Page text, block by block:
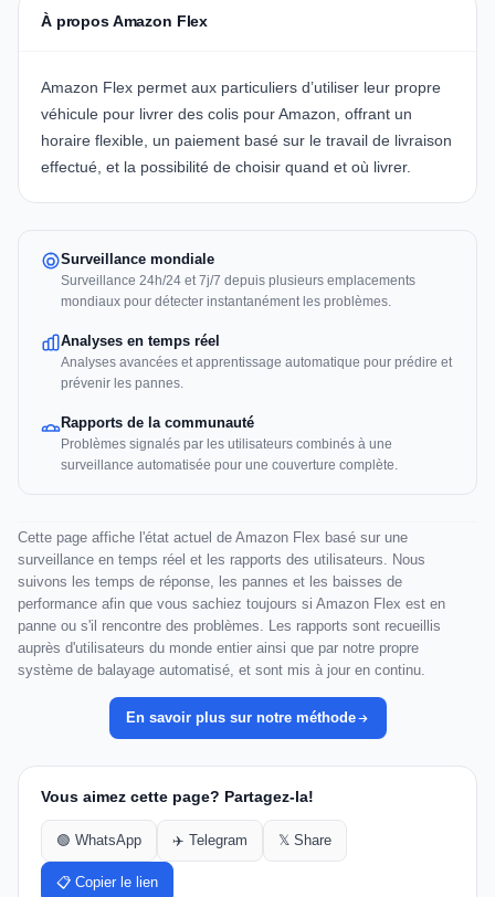
À propos Amazon Flex
Amazon Flex permet aux particuliers d’utiliser leur propre
véhicule pour livrer des colis pour Amazon, offrant un
horaire flexible, un paiement basé sur le travail de livraison
effectué, et la possibilité de choisir quand et où livrer.
Surveillance mondiale
Surveillance 24h/24 et 7j/7 depuis plusieurs emplacements
mondiaux pour détecter instantanément les problèmes.
Analyses en temps réel
Analyses avancées et apprentissage automatique pour prédire et
prévenir les pannes.
Rapports de la communauté
Problèmes signalés par les utilisateurs combinés à une
surveillance automatisée pour une couverture complète.
Cette page affiche l'état actuel de Amazon Flex basé sur une
surveillance en temps réel et les rapports des utilisateurs. Nous
suivons les temps de réponse, les pannes et les baisses de
performance afin que vous sachiez toujours si Amazon Flex est en
panne ou s'il rencontre des problèmes. Les rapports sont recueillis
auprès d'utilisateurs du monde entier ainsi que par notre propre
système de balayage automatisé, et sont mis à jour en continu.
En savoir plus sur notre méthode
Vous aimez cette page? Partagez-la!
🟢 WhatsApp ✈️ Telegram 𝕏 Share
📋 Copier le lien